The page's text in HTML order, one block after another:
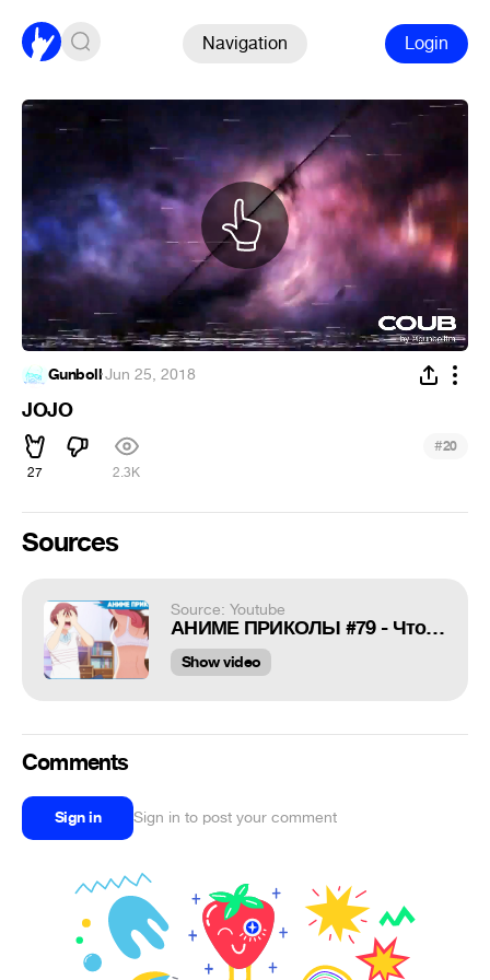
Navigation Login
Gunboll·Jun 25, 2018
JOJO
27 2.3K
#20
Sources
Source: Youtube
АНИМЕ ПРИКОЛЫ #79 - Что ты делаешь ?!
Show video
Comments
Sign in Sign in to post your comment